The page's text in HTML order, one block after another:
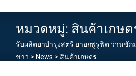
หมวดหมู่: สินค้าเกษต
รับผลิตยาบำรุงสตรี ยาอกฟูรูฟิต ว่านชัก
ขาว > News > สินค้าเกษตร